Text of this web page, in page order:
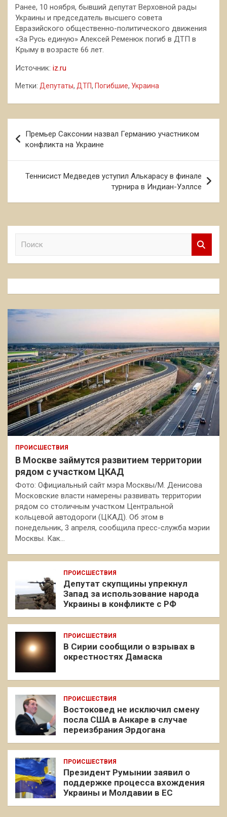
Ранее, 10 ноября, бывший депутат Верховной рады
Украины и председатель высшего совета
Евразийского общественно-политического движения
«За Русь единую» Алексей Ременюк погиб в ДТП в
Крыму в возрасте 66 лет.
Источник: iz.ru
Метки: Депутаты, ДТП, Погибшие, Украина
по
записям
Премьер Саксонии назвал Германию участником
конфликта на Украине
Теннисист Медведев уступил Алькарасу в финале
турнира в Индиан-Уэллсе
к
ПРОИСШЕСТВИЯ
В Москве займутся развитием территории
рядом с участком ЦКАД
Фото: Официальный сайт мэра Москвы/М. Денисова
Московские власти намерены развивать территории
рядом со столичным участком Центральной
кольцевой автодороги (ЦКАД). Об этом в
понедельник, 3 апреля, сообщила пресс-служба мэрии
Москвы. Как…
ПРОИСШЕСТВИЯ
Депутат скупщины упрекнул
Запад за использование народа
Украины в конфликте с РФ
ПРОИСШЕСТВИЯ
В Сирии сообщили о взрывах в
окрестностях Дамаска
ПРОИСШЕСТВИЯ
Востоковед не исключил смену
посла США в Анкаре в случае
переизбрания Эрдогана
ПРОИСШЕСТВИЯ
Президент Румынии заявил о
поддержке процесса вхождения
Украины и Молдавии в ЕС